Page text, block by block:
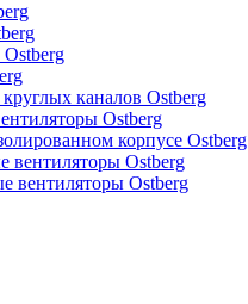
каналов Ostberg
Ostberg
корпусе Ostberg
вентиляторы Ostberg
вентиляторы Ostberg